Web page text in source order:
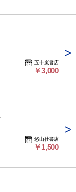
五十嵐書店
￥3,000
悠山社書店
￥1,500